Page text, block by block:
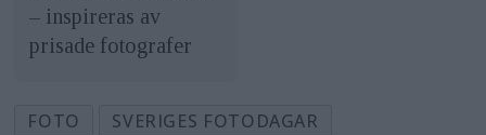
– inspireras av
prisade fotografer
FOTO
SVERIGES FOTODAGAR